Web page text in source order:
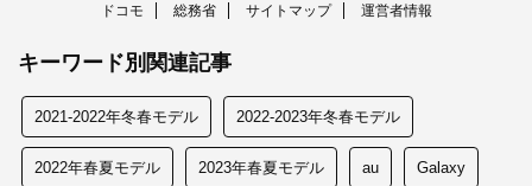
ドコモ 総務省 サイトマップ 運営者情報
キーワード別関連記事
2021-2022年冬春モデル 2022-2023年冬春モデル
2022年春夏モデル 2023年春夏モデル au Galaxy